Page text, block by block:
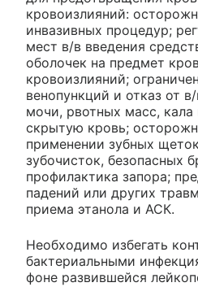
кровоизлияний:
инвазивных процедур;
мест в/в введения
оболочек на предмет
кровоизлияний;
венопункций и отказ от
мочи, рвотных масс, кала
скрытую кровь;
применении зубных
зубочисток, безопасных
профилактика запора;
падений или других
приема этанола и АСК.
Необходимо избегать
бактериальными
фоне развившейся